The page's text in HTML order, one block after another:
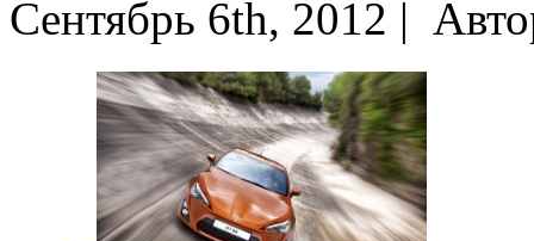
Сентябрь 6th, 2012 |